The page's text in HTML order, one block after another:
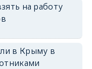
на работу
в Крыму в